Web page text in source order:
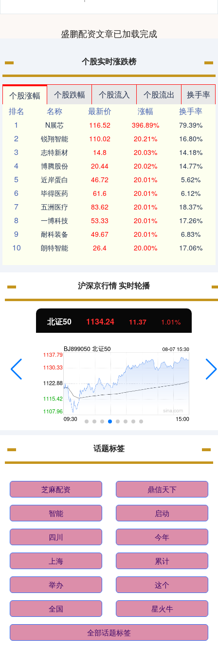
盛鹏配资文章已加载完成
个股实时涨跌榜
个股涨幅 个股跌幅 个股流入 个股流出
换手率
排名
名称 最新价 涨幅
换手率
1
N展芯 116.52 396.89% 79.39%
2 锐翔智能 110.02 20.21% 16.80%
3 志特新材 14.8 20.03% 14.18%
4 博腾股份 20.44 20.02% 14.77%
5 近岸蛋白 46.72 20.01% 5.62%
6 毕得医药 61.6 20.01% 6.12%
7 五洲医疗 83.62 20.01% 18.37%
8 一博科技 53.33 20.01% 17.26%
9 耐科装备 49.67 20.01% 6.83%
10 朗特智能 26.4 20.00% 17.06%
沪深京行情 实时轮播
北证50 1134.24 11.37 1.01%
话题标签
芝麻配资 鼎信天下
智能 启动
四川 今年
上海 累计
举办 这个
全国 星火牛
全部话题标签